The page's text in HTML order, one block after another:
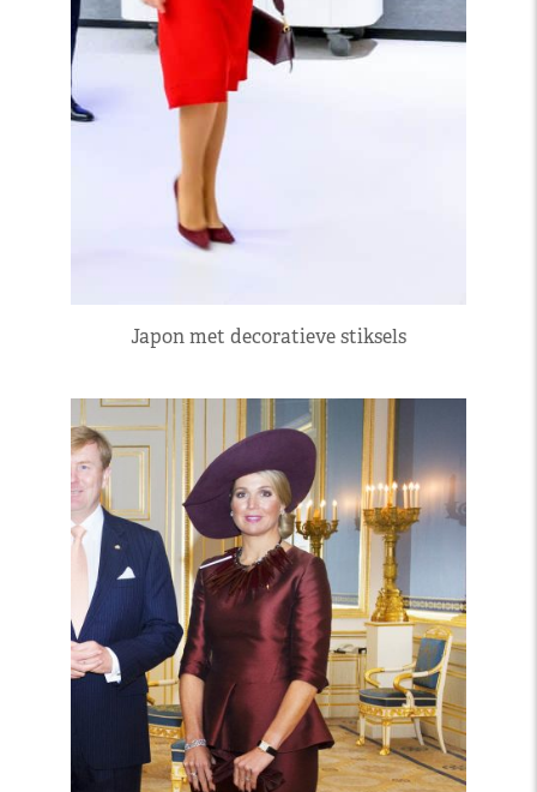
Japon met decoratieve stiksels